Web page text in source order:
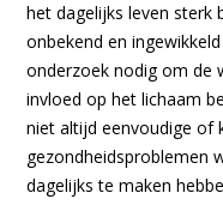
het dagelijks leven sterk
onbekend en
onderzoek nodig om de
invloed op het lichaam
niet altijd eenvoudige of
gezondheidsproblemen
dagelijks te maken